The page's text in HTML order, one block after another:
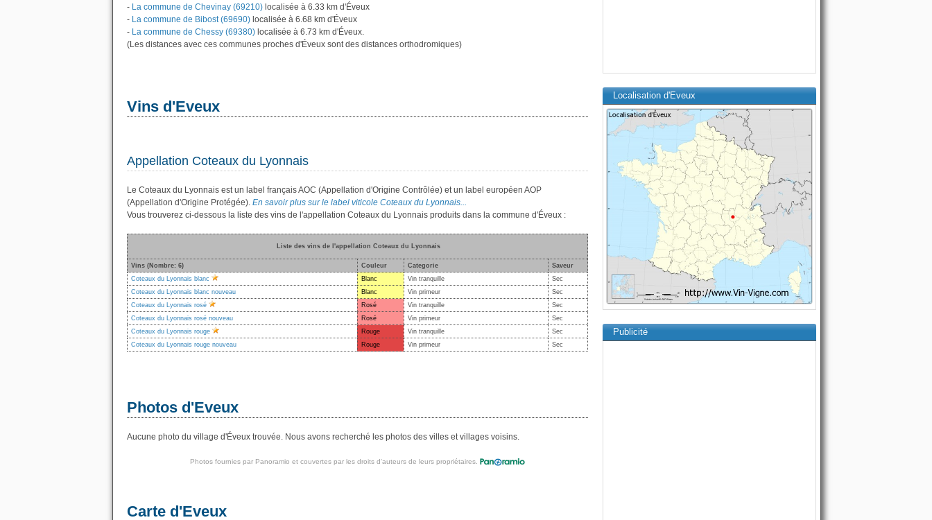
- La commune de Chevinay (69210) localisée à 6.33 km d'Éveux
- La commune de Bibost (69690) localisée à 6.68 km d'Éveux
- La commune de Chessy (69380) localisée à 6.73 km d'Éveux.
(Les distances avec ces communes proches d'Éveux sont des distances orthodromiques)
Vins d'Eveux
Appellation Coteaux du Lyonnais
Le Coteaux du Lyonnais est un label français AOC (Appellation d'Origine Contrôlée) et un label européen AOP
(Appellation d'Origine Protégée). En savoir plus sur le label viticole Coteaux du Lyonnais...
Vous trouverez ci-dessous la liste des vins de l'appellation Coteaux du Lyonnais produits dans la commune d'Éveux :
Liste des vins de l'appellation Coteaux du Lyonnais
Vins (Nombre: 6) Couleur Categorie
Saveur
Coteaux du Lyonnais blanc
Blanc Vin tranquille
Sec
Coteaux du Lyonnais blanc nouveau
Blanc Vin primeur
Sec
Coteaux du Lyonnais rosé
Rosé Vin tranquille
Sec
Coteaux du Lyonnais rosé nouveau
Rosé Vin primeur
Sec
Coteaux du Lyonnais rouge
Rouge Vin tranquille
Sec
Coteaux du Lyonnais rouge nouveau
Rouge Vin primeur Sec
Photos d'Eveux
Aucune photo du village d'Éveux trouvée. Nous avons recherché les photos des villes et villages voisins.
Photos fournies par Panoramio et couvertes par les droits d'auteurs de leurs propriétaires.
Carte d'Eveux
Localisation d'Eveux
Publicité